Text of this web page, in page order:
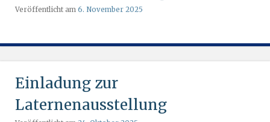
Veröffentlicht am 6. November 2025
Einladung zur
Laternenausstellung